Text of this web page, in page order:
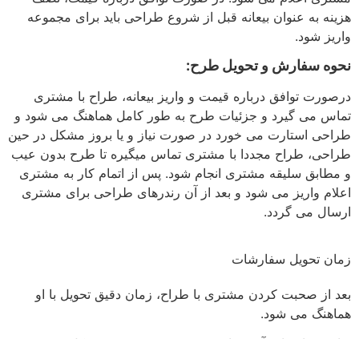
هزینه به عنوان بیعانه قبل از شروع طراحی باید برای مجموعه
واریز شود.
نحوه سفارش و تحویل طرح:
درصورت توافق درباره قیمت و واریز بیعانه، طراح با مشتری
تماس می گیرد و جزئیات طرح به طور کامل هماهنگ می شود و
طراحی استارت می خورد در صورت نیاز و یا بروز مشکل در حین
طراحی، طراح مجددا با مشتری تماس میگیره تا طرح بدون عیب
و مطابق سلیقه مشتری انجام شود. پس از اتمام کار به مشتری
اعلام واریز می شود و بعد از آن رندرهای طراحی برای مشتری
ارسال می گردد.
زمان تحویل سفارشات
بعد از صحبت کردن مشتری با طراح، زمان دقیق تحویل با او
هماهنگ می شود.